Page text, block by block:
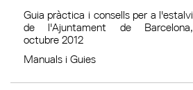
Guia pràctica i consells per a l'estalvi
de l'Ajuntament de Barcelona,
octubre 2012
Manuals i Guies